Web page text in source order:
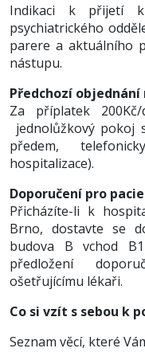
Indikaci k přijetí k
psychiatrického
parere a aktuálního
nástupu.
Předchozí
Za příplatek
jednolůžkový pokoj
předem,
hospitalizace).
Doporučení pro
Přicházíte-li k
Brno, dostavte se
budova B vchod
předložení
ošetřujícímu lékaři.
Co si vzít s sebou k
Seznam věcí, které